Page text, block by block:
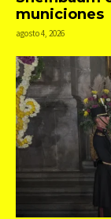
municiones
agosto 4, 2026